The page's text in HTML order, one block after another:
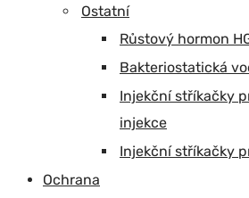
Ostatní
Růstový hormon
Bakteriostatická
Injekční stříkačky
injekce
Injekční stříkačky
Ochrana